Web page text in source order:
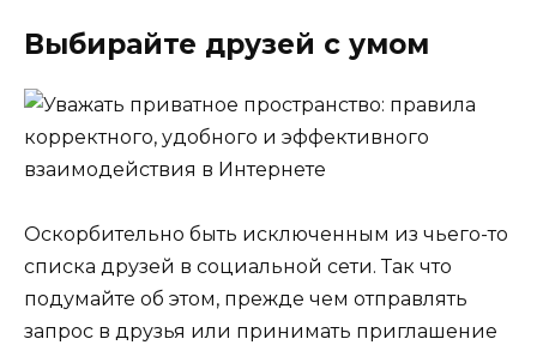
Выбирайте друзей с умом
Оскорбительно быть исключенным из чьего-то
списка друзей в социальной сети. Так что
подумайте об этом, прежде чем отправлять
запрос в друзья или принимать приглашение